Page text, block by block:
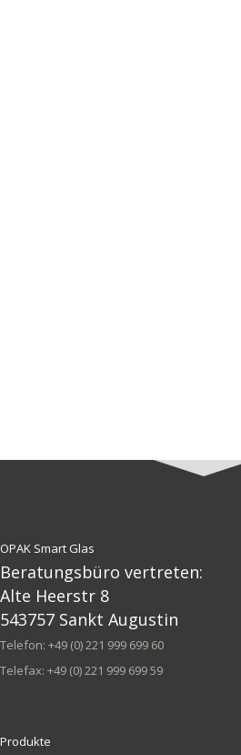
OPAK Smart Glas
Beratungsbüro vertreten:
Alte Heerstr 8
543757 Sankt Augustin
Telefon: +49 (0) 221 999 699 60
Telefax: +49 (0) 221 999 699 59
Produkte